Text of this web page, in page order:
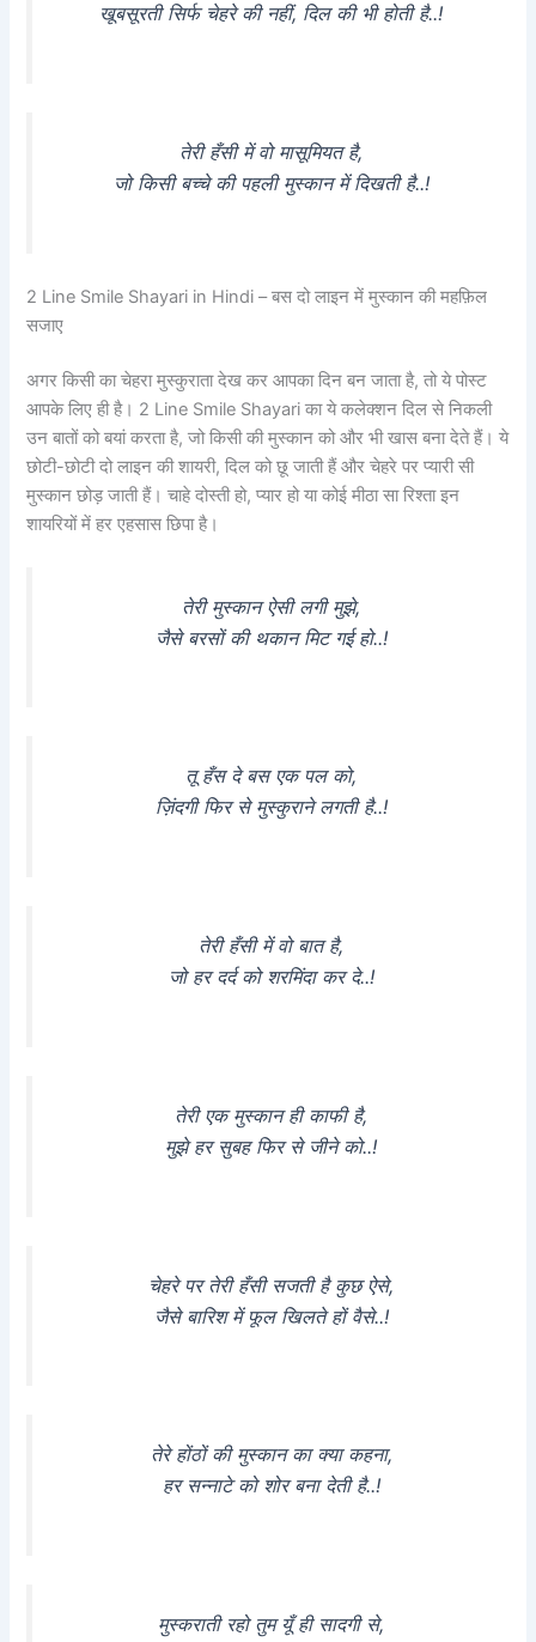
खूबसूरती सिर्फ चेहरे की नहीं, दिल की भी होती है..!
तेरी हँसी में वो मासूमियत है,
जो किसी बच्चे की पहली मुस्कान में दिखती है..!
2 Line Smile Shayari in Hindi – बस दो लाइन में मुस्कान की महफ़िल
सजाए
अगर किसी का चेहरा मुस्कुराता देख कर आपका दिन बन जाता है, तो ये पोस्ट
आपके लिए ही है। 2 Line Smile Shayari का ये कलेक्शन दिल से निकली
उन बातों को बयां करता है, जो किसी की मुस्कान को और भी खास बना देते हैं। ये
छोटी-छोटी दो लाइन की शायरी, दिल को छू जाती हैं और चेहरे पर प्यारी सी
मुस्कान छोड़ जाती हैं। चाहे दोस्ती हो, प्यार हो या कोई मीठा सा रिश्ता इन
शायरियों में हर एहसास छिपा है।
तेरी मुस्कान ऐसी लगी मुझे,
जैसे बरसों की थकान मिट गई हो..!
तू हँस दे बस एक पल को,
ज़िंदगी फिर से मुस्कुराने लगती है..!
तेरी हँसी में वो बात है,
जो हर दर्द को शरमिंदा कर दे..!
तेरी एक मुस्कान ही काफी है,
मुझे हर सुबह फिर से जीने को..!
चेहरे पर तेरी हँसी सजती है कुछ ऐसे,
जैसे बारिश में फूल खिलते हों वैसे..!
तेरे होंठों की मुस्कान का क्या कहना,
हर सन्नाटे को शोर बना देती है..!
मुस्कराती रहो तुम यूँ ही सादगी से,